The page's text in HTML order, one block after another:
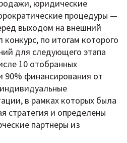
юридические
процедуры —
выходом на внешний
по итогам которого
для следующего этапа
10 отобранных
90% финансирования от
в рамках которых была
стратегия и определены
партнеры из